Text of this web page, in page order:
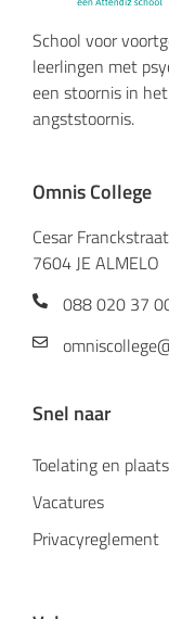
School voor
leerlingen met
een stoornis in
angststoornis.
Omnis College
Cesar
7604 JE ALMELO
088 020 37
Snel naar
Toelating en
Vacatures
Privacyreglement